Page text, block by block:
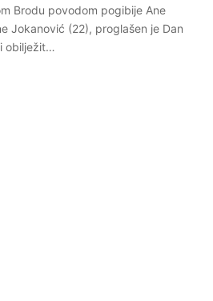
Brodu povodom pogibije Ane
Jokanović (22), proglašen je Dan
obilježit…